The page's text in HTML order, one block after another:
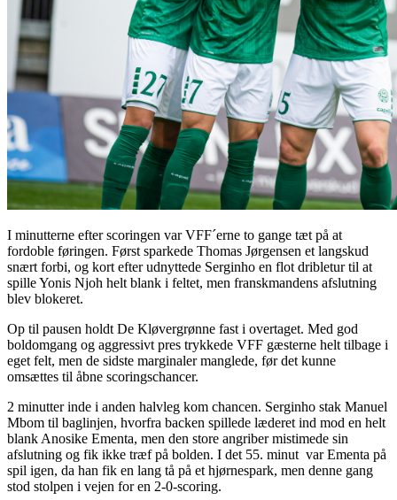
I minutterne efter scoringen var VFF´erne to gange tæt på at
fordoble føringen. Først sparkede Thomas Jørgensen et langskud
snært forbi, og kort efter udnyttede Serginho en flot dribletur til at
spille Yonis Njoh helt blank i feltet, men franskmandens afslutning
blev blokeret.
Op til pausen holdt De Kløvergrønne fast i overtaget. Med god
boldomgang og aggressivt pres trykkede VFF gæsterne helt tilbage i
eget felt, men de sidste marginaler manglede, før det kunne
omsættes til åbne scoringschancer.
2 minutter inde i anden halvleg kom chancen. Serginho stak Manuel
Mbom til baglinjen, hvorfra backen spillede læderet ind mod en helt
blank Anosike Ementa, men den store angriber mistimede sin
afslutning og fik ikke træf på bolden. I det 55. minut var Ementa på
spil igen, da han fik en lang tå på et hjørnespark, men denne gang
stod stolpen i vejen for en 2-0-scoring.